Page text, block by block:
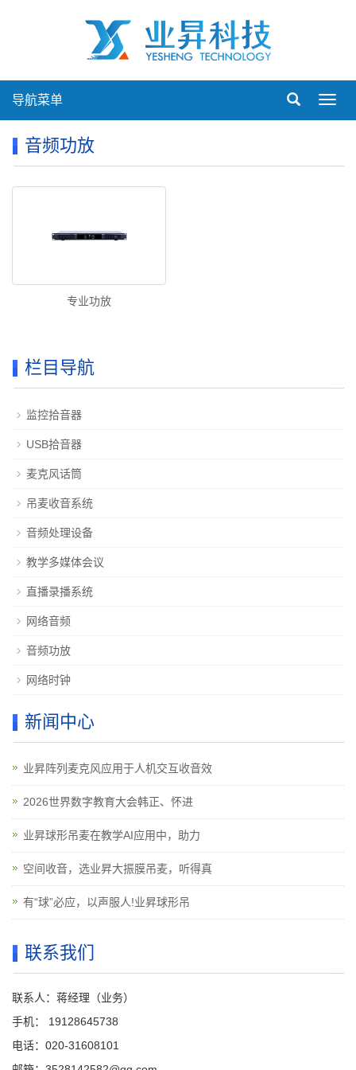
导航菜单
音频功放
专业功放
栏目导航
监控拾音器
USB拾音器
麦克风话筒
吊麦收音系统
音频处理设备
教学多媒体会议
直播录播系统
网络音频
音频功放
网络时钟
新闻中心
业昇阵列麦克风应用于人机交互收音效
2026世界数字教育大会韩正、怀进
业昇球形吊麦在教学AI应用中，助力
空间收音，选业昇大振膜吊麦，听得真
有“球”必应，以声服人!业昇球形吊
联系我们
联系人：蒋经理（业务）
手机： 19128645738
电话：020-31608101